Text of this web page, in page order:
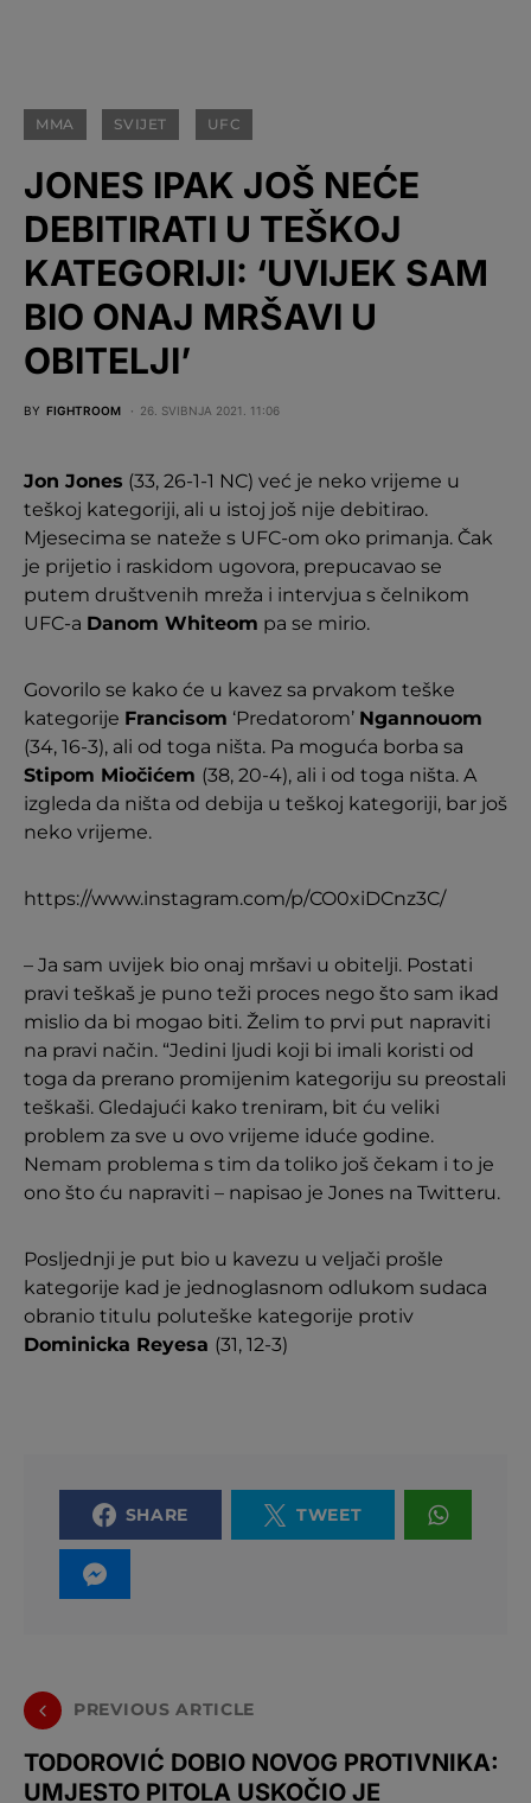
MMA SVIJET UFC
JONES IPAK JOŠ NEĆE
DEBITIRATI U TEŠKOJ
KATEGORIJI: ‘UVIJEK SAM
BIO ONAJ MRŠAVI U
OBITELJI’
BY FIGHTROOM 26. SVIBNJA 2021. 11:06
Jon Jones (33, 26-1-1 NC) već je neko vrijeme u
teškoj kategoriji, ali u istoj još nije debitirao.
Mjesecima se nateže s UFC-om oko primanja. Čak
je prijetio i raskidom ugovora, prepucavao se
putem društvenih mreža i intervjua s čelnikom
UFC-a Danom Whiteom pa se mirio.
Govorilo se kako će u kavez sa prvakom teške
kategorije Francisom ‘Predatorom’ Ngannouom
(34, 16-3), ali od toga ništa. Pa moguća borba sa
Stipom Miočićem (38, 20-4), ali i od toga ništa. A
izgleda da ništa od debija u teškoj kategoriji, bar još
neko vrijeme.
https://www.instagram.com/p/CO0xiDCnz3C/
– Ja sam uvijek bio onaj mršavi u obitelji. Postati
pravi teškaš je puno teži proces nego što sam ikad
mislio da bi mogao biti. Želim to prvi put napraviti
na pravi način. “Jedini ljudi koji bi imali koristi od
toga da prerano promijenim kategoriju su preostali
teškaši. Gledajući kako treniram, bit ću veliki
problem za sve u ovo vrijeme iduće godine.
Nemam problema s tim da toliko još čekam i to je
ono što ću napraviti – napisao je Jones na Twitteru.
Posljednji je put bio u kavezu u veljači prošle
kategorije kad je jednoglasnom odlukom sudaca
obranio titulu poluteške kategorije protiv
Dominicka Reyesa (31, 12-3)
SHARE TWEET
PREVIOUS ARTICLE
TODOROVIĆ DOBIO NOVOG PROTIVNIKA:
UMJESTO PITOLA USKOČIO JE